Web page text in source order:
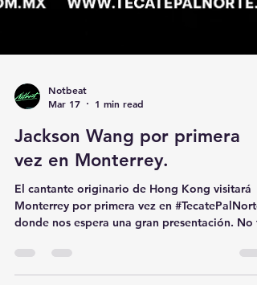
Notbeat
Jackson Wang por primera
vez en Monterrey.
El cantante originario de Hong Kong visitará
Monterrey por primera vez en #TecatePalNorte